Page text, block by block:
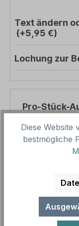
Text ändern
(+5,95 €)
Lochung zur
Pro-Stück-
Produktpreis
Gesamtpreis
Aufgrund von
Diese Website
bestmögliche